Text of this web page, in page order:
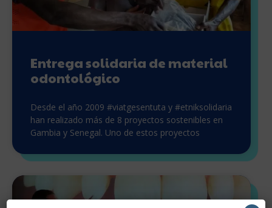
Entrega solidaria de material
odontológico
Desde el año 2009 #viatgesentuta y #etniksolidaria
han realizado más de 8 proyectos sostenibles en
Gambia y Senegal. Uno de estos proyectos